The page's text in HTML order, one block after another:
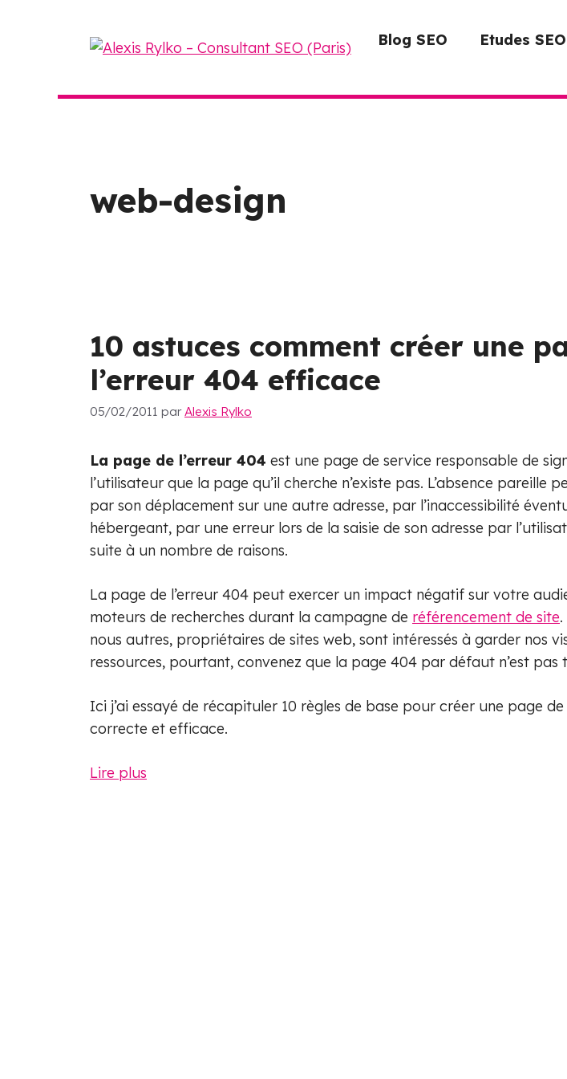
Blog SEO Etudes SEO
web-design
10 astuces comment créer une
l’erreur 404 efficace
05/02/2011 par Alexis Rylko
La page de l’erreur 404 est une page de service responsable de
l’utilisateur que la page qu’il cherche n’existe pas. L’absence pareille
par son déplacement sur une autre adresse, par l’inaccessibilité
hébergeant, par une erreur lors de la saisie de son adresse par
suite à un nombre de raisons.
La page de l’erreur 404 peut exercer un impact négatif sur votre
moteurs de recherches durant la campagne de référencement de site
nous autres, propriétaires de sites web, sont intéressés à garder nos
ressources, pourtant, convenez que la page 404 par défaut n’est
Ici j’ai essayé de récapituler 10 règles de base pour créer une page de
correcte et efficace.
Lire plus